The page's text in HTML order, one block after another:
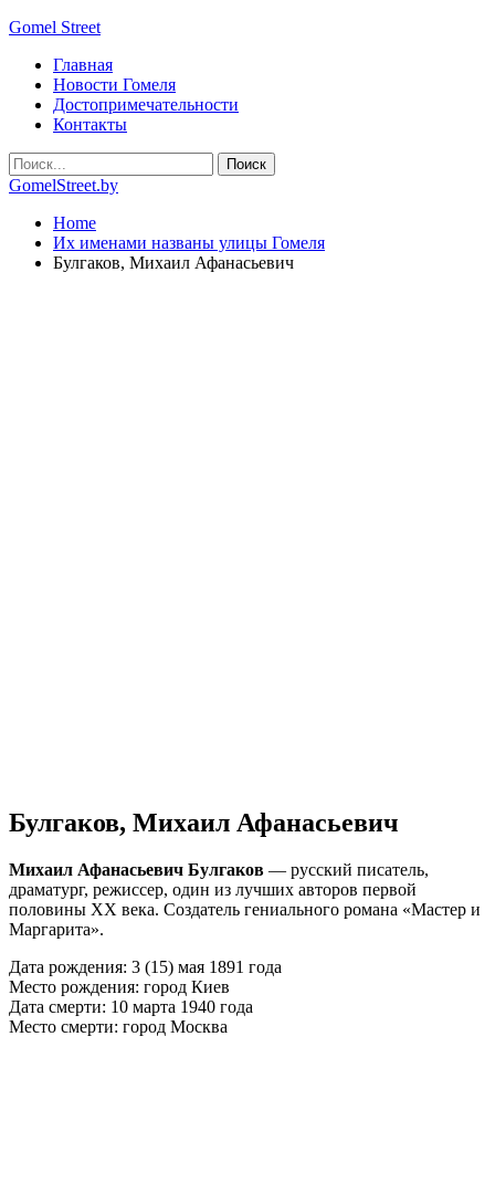
Gomel Street
Главная
Новости Гомеля
Достопримечательности
Контакты
GomelStreet.by
Home
Их именами названы улицы Гомеля
Булгаков, Михаил Афанасьевич
Булгаков, Михаил Афанасьевич
Михаил Афанасьевич Булгаков — русский писатель,
драматург, режиссер, один из лучших авторов первой
половины ХХ века. Создатель гениального романа «Мастер и
Маргарита».
Дата рождения: 3 (15) мая 1891 года
Место рождения: город Киев
Дата смерти: 10 марта 1940 года
Место смерти: город Москва